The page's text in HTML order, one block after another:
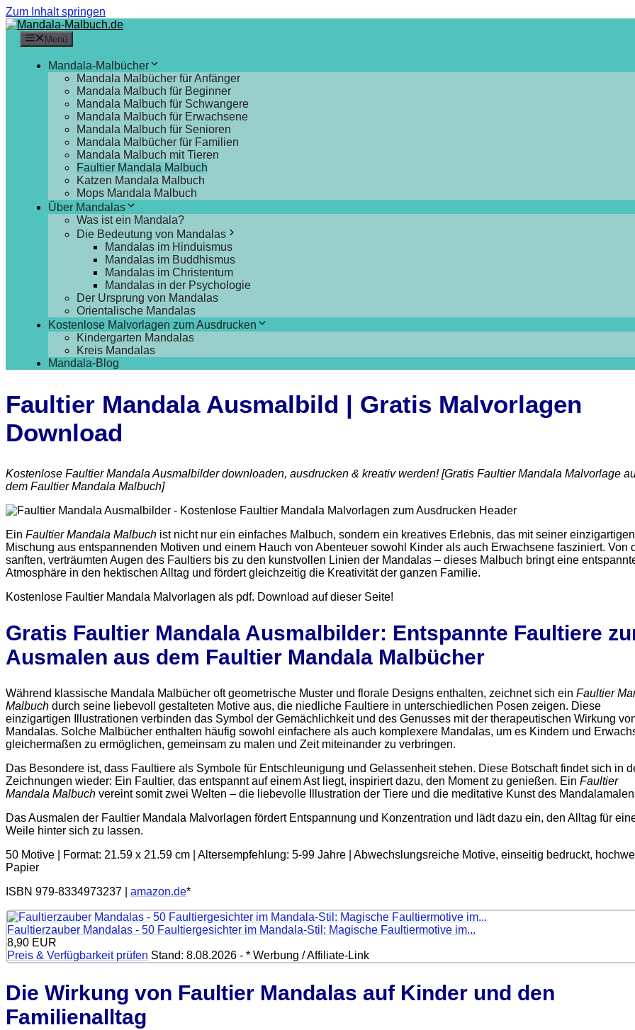
Zum Inhalt springen
Menü
Mandala-Malbücher
Mandala Malbücher für Anfänger
Mandala Malbuch für Beginner
Mandala Malbuch für Schwangere
Mandala Malbuch für Erwachsene
Mandala Malbuch für Senioren
Mandala Malbücher für Familien
Mandala Malbuch mit Tieren
Faultier Mandala Malbuch
Katzen Mandala Malbuch
Mops Mandala Malbuch
Über Mandalas
Was ist ein Mandala?
Die Bedeutung von Mandalas
Mandalas im Hinduismus
Mandalas im Buddhismus
Mandalas im Christentum
Mandalas in der Psychologie
Der Ursprung von Mandalas
Orientalische Mandalas
Kostenlose Malvorlagen zum Ausdrucken
Kindergarten Mandalas
Kreis Mandalas
Mandala-Blog
Faultier Mandala Ausmalbild | Gratis Malvorlagen
Download
Kostenlose Faultier MandalaAusmalbilder downloaden, ausdrucken & kreativ werden! [Gratis Faultier Mandala Malvorlage
dem Faultier Mandala Malbuch]
Ein Faultier Mandala Malbuch ist nicht nur ein einfaches Malbuch, sondern ein kreatives Erlebnis, das mit seiner einzigartigen
Mischung aus entspannenden Motiven und einem Hauch von Abenteuer sowohl Kinder als auch Erwachsene fasziniert. Von
sanften, verträumten Augen des Faultiers bis zu den kunstvollen Linien der Mandalas – dieses Malbuch bringt eine
Atmosphäre in den hektischen Alltag und fördert gleichzeitig die Kreativität der ganzen Familie.
Kostenlose Faultier Mandala Malvorlagen als pdf. Download auf dieser Seite!
Gratis Faultier Mandala Ausmalbilder: Entspannte Faultiere
Ausmalen aus dem Faultier Mandala Malbücher
Während klassische Mandala Malbücher oft geometrische Muster und florale Designs enthalten, zeichnet sich ein Faultier
Malbuch durch seine liebevoll gestalteten Motive aus, die niedliche Faultiere in unterschiedlichen Posen zeigen. Diese
einzigartigen Illustrationen verbinden das Symbol der Gemächlichkeit und des Genusses mit der therapeutischen Wirkung
Mandalas. Solche Malbücher enthalten häufig sowohl einfachere als auch komplexere Mandalas, um es Kindern und
gleichermaßen zu ermöglichen, gemeinsam zu malen und Zeit miteinander zu verbringen.
Das Besondere ist, dass Faultiere als Symbole für Entschleunigung und Gelassenheit stehen. Diese Botschaft findet sich in
Zeichnungen wieder: Ein Faultier, das entspannt auf einem Ast liegt, inspiriert dazu, den Moment zu genießen. Ein Faultier
Mandala Malbuch vereint somit zwei Welten – die liebevolle Illustration der Tiere und die meditative Kunst des
Das Ausmalen der Faultier Mandala Malvorlagen fördert Entspannung und Konzentration und lädt dazu ein, den Alltag für
Weile hinter sich zu lassen.
50 Motive | Format: 21.59 x 21.59 cm | Altersempfehlung: 5-99 Jahre | Abwechslungsreiche Motive, einseitig bedruckt,
Papier
ISBN 979-8334973237 | amazon.de*
Faultierzauber Mandalas - 50 Faultiergesichter im Mandala-Stil: Magische Faultiermotive im...
8,90 EUR
Preis & Verfügbarkeit prüfen Stand: 8.08.2026 - * Werbung / Affiliate-Link
Die Wirkung von Faultier Mandalas auf Kinder und den
Familienalltag